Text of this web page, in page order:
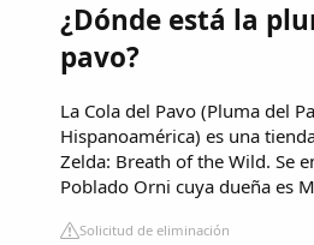
¿Dónde está la
pavo?
La Cola del Pavo (Pluma del
Hispanoamérica) es una
Zelda: Breath of the Wild. Se
Poblado Orni cuya dueña es
Solicitud de eliminación